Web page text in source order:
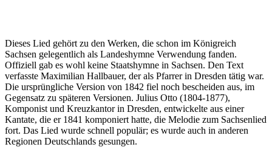
Dieses Lied gehört zu den Werken, die schon im Königreich
Sachsen gelegentlich als Landeshymne Verwendung fanden.
Offiziell gab es wohl keine Staatshymne in Sachsen. Den Text
verfasste Maximilian Hallbauer, der als Pfarrer in Dresden tätig war.
Die ursprüngliche Version von 1842 fiel noch bescheiden aus, im
Gegensatz zu späteren Versionen. Julius Otto (1804-1877),
Komponist und Kreuzkantor in Dresden, entwickelte aus einer
Kantate, die er 1841 komponiert hatte, die Melodie zum Sachsenlied
fort. Das Lied wurde schnell populär; es wurde auch in anderen
Regionen Deutschlands gesungen.